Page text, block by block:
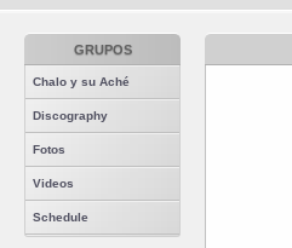
GRUPOS
Chalo y su Aché
Discography
Fotos
Videos
Schedule